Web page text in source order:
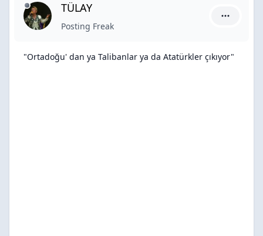
TÜLAY
Posting Freak
"Ortadoğu' dan ya Talibanlar ya da Atatürkler çıkıyor"